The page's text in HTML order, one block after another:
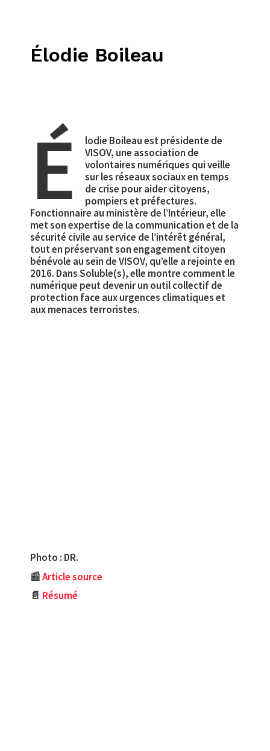
Élodie Boileau
É
lodie Boileau est présidente de
VISOV, une association de
volontaires numériques qui veille
sur les réseaux sociaux en temps
de crise pour aider citoyens,
pompiers et préfectures.
Fonctionnaire au ministère de l’Intérieur, elle
met son expertise de la communication et de la
sécurité civile au service de l’intérêt général,
tout en préservant son engagement citoyen
bénévole au sein de VISOV, qu’elle a rejointe en
2016. Dans Soluble(s), elle montre comment le
numérique peut devenir un outil collectif de
protection face aux urgences climatiques et
aux menaces terroristes.
Photo : DR.
📰Article source
📄 Résumé